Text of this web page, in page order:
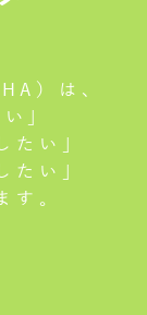
）は、
」
たい」
たい」
す。